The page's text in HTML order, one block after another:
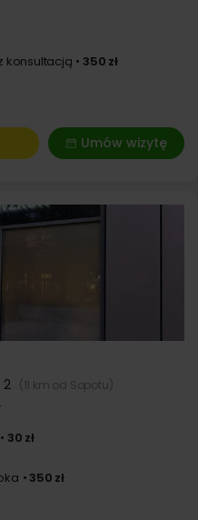
konsultacją
350 zł
Umów wizytę
2 (11 km od Sopotu)
30 zł
350 zł